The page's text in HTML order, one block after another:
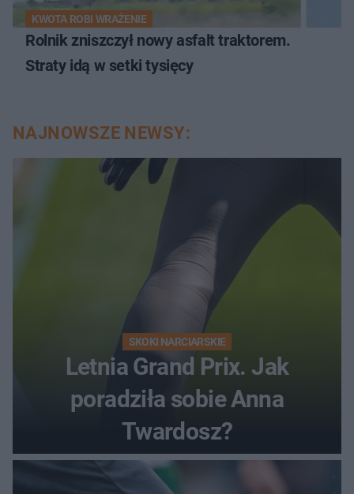
KWOTA ROBI WRAŻENIE
Rolnik zniszczył nowy asfalt traktorem.
Straty idą w setki tysięcy
NAJNOWSZE NEWSY:
SKOKI NARCIARSKIE
Letnia Grand Prix. Jak
poradziła sobie Anna
Twardosz?